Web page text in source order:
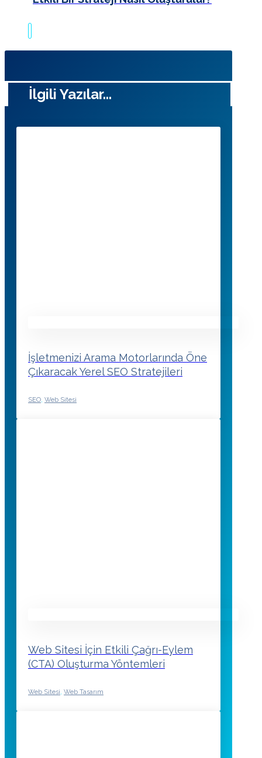
İlgili Yazılar...
İşletmenizi Arama Motorlarında Öne
Çıkaracak Yerel SEO Stratejileri
SEO, Web Sitesi
Web Sitesi İçin Etkili Çağrı-Eylem
(CTA) Oluşturma Yöntemleri
Web Sitesi, Web Tasarım